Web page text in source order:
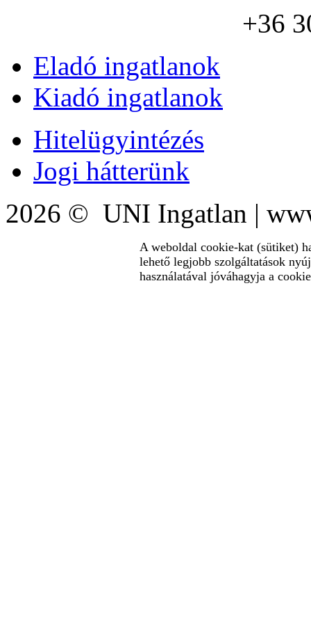
+36
Eladó ingatlanok
Kiadó ingatlanok
Hitelügyintézés
Jogi hátterünk
2026 © UNI Ingatlan |
A weboldal cookie-kat (sütiket)
lehető legjobb szolgáltatások
használatával jóváhagyja a